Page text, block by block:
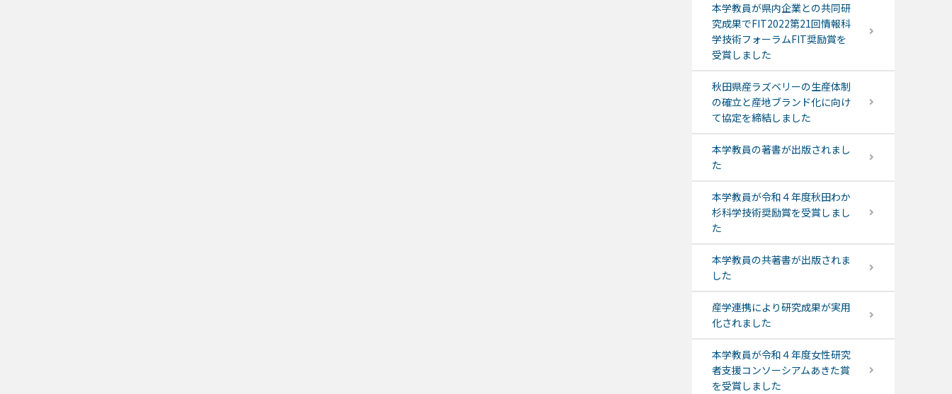
本学教員が県内企業との共同研
究成果でFIT2022第21回情報科
学技術フォーラムFIT奨励賞を
受賞しました
秋田県産ラズベリーの生産体制
の確立と産地ブランド化に向け
て協定を締結しました
本学教員の著書が出版されまし
た
本学教員が令和４年度秋田わか
杉科学技術奨励賞を受賞しまし
た
本学教員の共著書が出版されま
した
産学連携により研究成果が実用
化されました
本学教員が令和４年度女性研究
者支援コンソーシアムあきた賞
を受賞しました